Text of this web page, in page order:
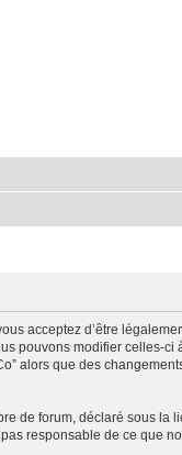
acceptez d’être
pouvons modifier celles-
alors que des
de forum, déclaré sous la
responsable de ce que